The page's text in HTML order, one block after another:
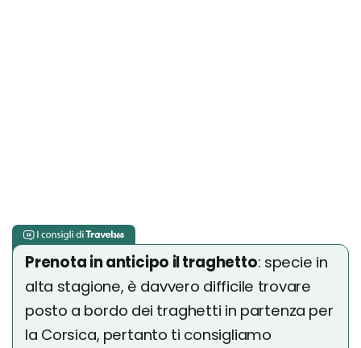
Prenota in anticipo il traghetto: specie in
alta stagione, è davvero difficile trovare
posto a bordo dei traghetti in partenza per
la Corsica, pertanto ti consigliamo